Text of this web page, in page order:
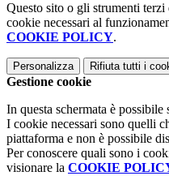
Questo sito o gli strumenti
cookie necessari al
COOKIE POLICY.
Personalizza Rifiuta tutti i
Gestione cookie
In questa schermata è
I cookie necessari sono quelli
piattaforma e non è possibile
Per conoscere quali sono i
visionare la COOKIE